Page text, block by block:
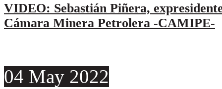
VIDEO: Sebastián Piñera,
Cámara Minera Petrolera -CAMIPE-
04 May 2022